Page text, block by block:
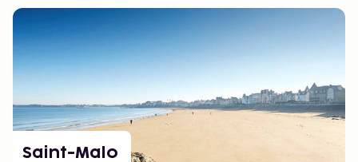
Saint-Malo